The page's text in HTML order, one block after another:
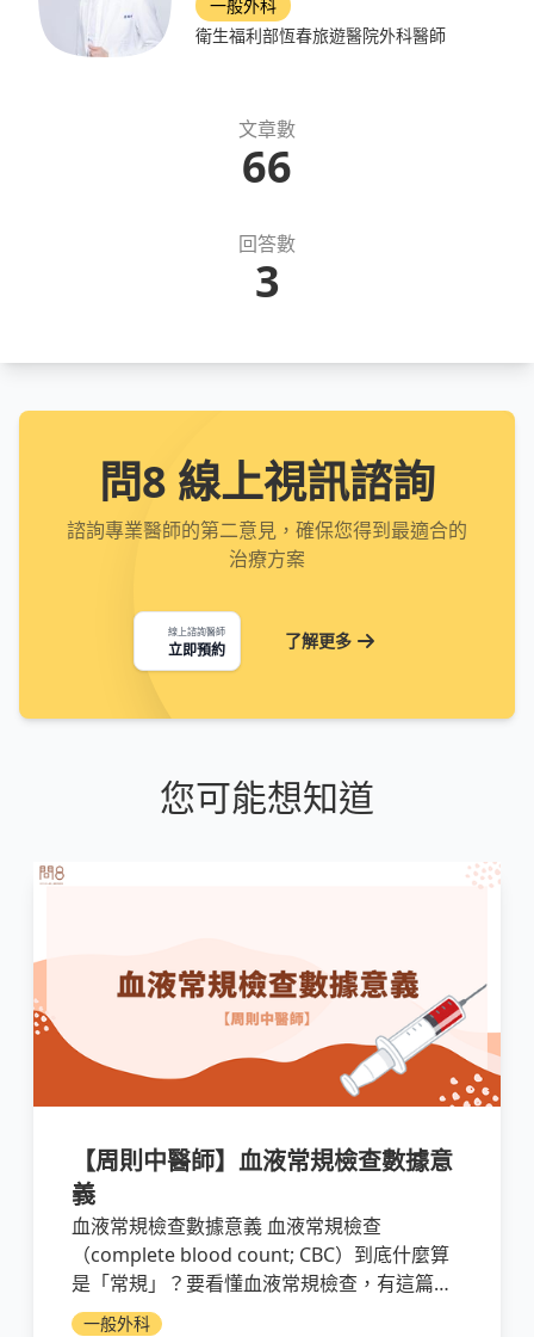
一般外科
衛生福利部恆春旅遊醫院外科醫師
文章數
66
回答數
3
問8 線上視訊諮詢
諮詢專業醫師的第二意見，確保您得到最適合的
治療方案
線上諮詢醫師
立即預約 了解更多
您可能想知道
【周則中醫師】血液常規檢查數據意
義
血液常規檢查數據意義 血液常規檢查
（complete blood count; CBC）到底什麼算
是「常規」？要看懂血液常規檢查，有這篇就
夠。
一般外科